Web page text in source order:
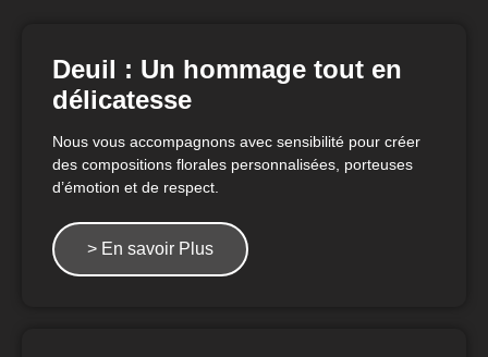
Deuil : Un hommage tout en
délicatesse
Nous vous accompagnons avec sensibilité pour créer
des compositions florales personnalisées, porteuses
d’émotion et de respect.
> En savoir Plus